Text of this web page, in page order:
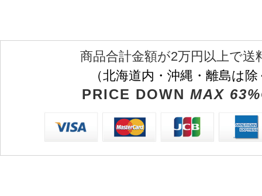
商品合計金額が2万円以上で送
（北海道内・沖縄・離島は
PRICE DOWN MAX